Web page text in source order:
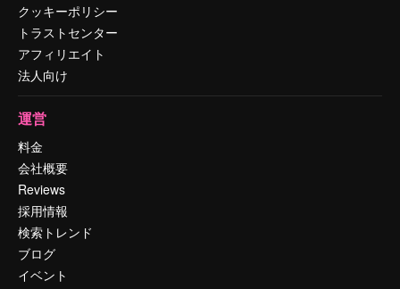
クッキーポリシー
トラストセンター
アフィリエイト
法人向け
運営
料金
会社概要
Reviews
採用情報
検索トレンド
ブログ
イベント